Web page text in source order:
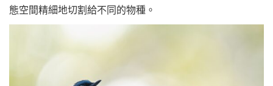
態空間精細地切割給不同的物種。